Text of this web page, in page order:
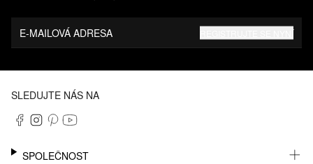
E-MAILOVÁ ADRESA
SLEDUJTE NÁS NA
SPOLEČNOST